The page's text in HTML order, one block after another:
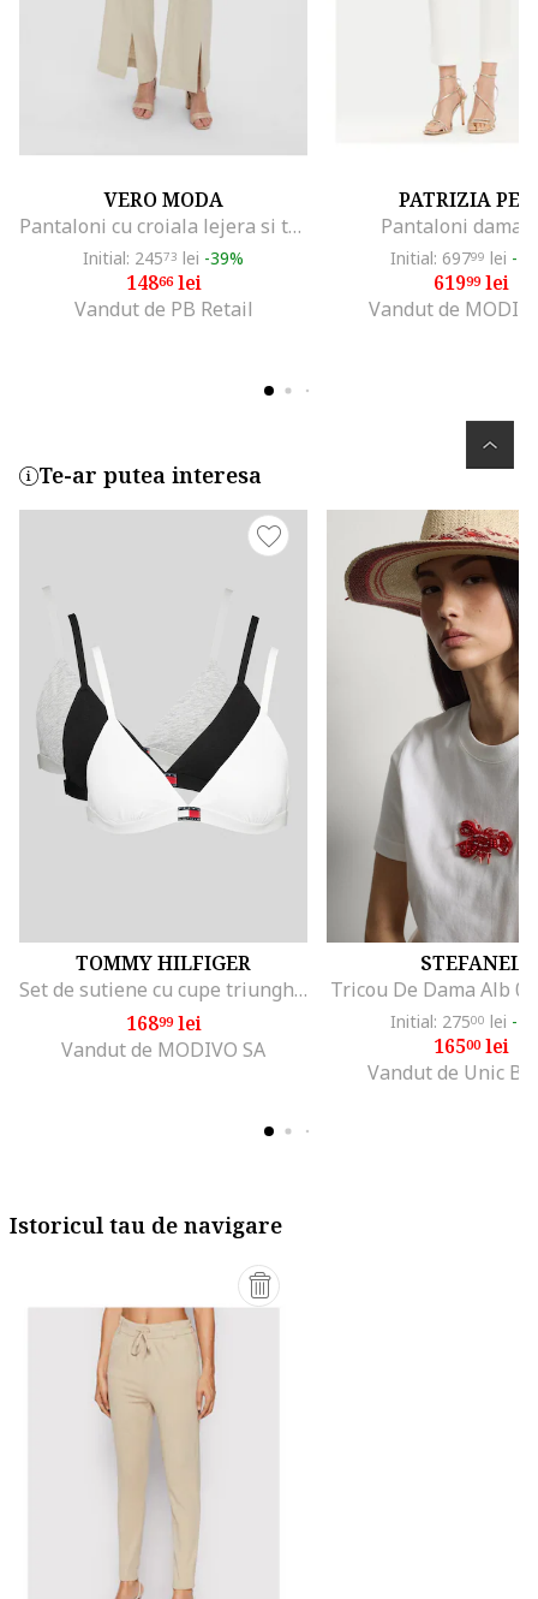
VERO MODA
Pantaloni cu croiala lejera si talie medie
Initial: 24573 lei -39%
14866lei
Vandut de PB Retail
PATRIZIA
Pantaloni dama
Initial: 69799 lei -
61999lei
Vandut de
Te-ar putea interesa
TOMMY HILFIGER
Set de sutiene cu cupe triunghiulare si detaliu logo - 3 perechi, Alb/Negru/Gri melange
16899lei
Vandut de MODIVO SA
STEFANEL
Tricou De Dama Alb
Initial: 27500 lei -
16500lei
Vandut de Unic
Istoricul tau de navigare